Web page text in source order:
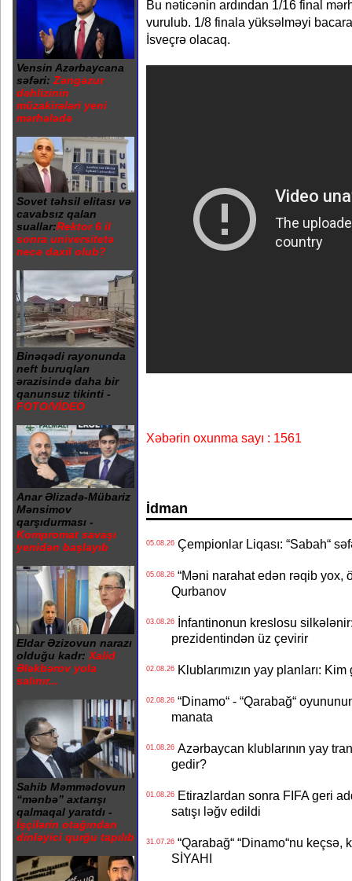
Vensin Azərbaycana
səfəri: Zəngəzur
dəhlizinin
müzakirələri yeni
mərhələdə
Sovet təhsil elitası və
cavabsız qalan
suallar:Rektor 6 il
sonra universitetə
necə daxil olub?
Binəqədi rayonunda
neft buruqları
ərazisində daha bir
qanunsuz tikinti -
FOTO/VİDEO
Anar Əlizadə-Mübariz
Mənsimov
qarşıdurması -
Kompromat savaşı
yenidən başlayıb
Eldar Əzizovun narazı
olduğu kadr: Xalid
Ələkbərov yola
salınır...
Sahib Məmmədovun
“mənbə” axtarışı
qalmaqal yaratdı -
İşçilərin otağından
dinləyici qurğu tapılıb
Bu nəticənin ardından 1/16 final
vurulub. 1/8 finala yüksəlməyi
İsveçrə olacaq.
Xəbərin oxunma sayı : 1561
İdman
05.08.26Çempionlar Liqası: “Sabah“
05.08.26“Məni narahat edən rəqib yox,
Qurbanov
03.08.26İnfantinonun kreslosu
prezidentindən üz çevirir
02.08.26Klublarımızın yay planları:
02.08.26“Dinamo“ - “Qarabağ“
manata
01.08.26Azərbaycan klublarının yay
gedir?
01.08.26Etirazlardan sonra FIFA geri
satışı ləğv edildi
31.07.26“Qarabağ“ “Dinamo“nu keçsə,
SİYAHI